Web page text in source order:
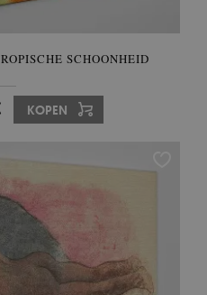
SCHOONHEID
KOPEN